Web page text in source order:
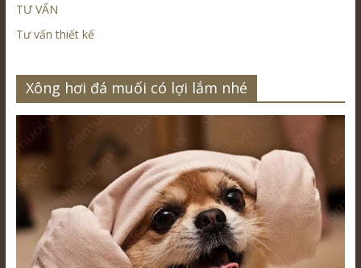
TƯ VẤN
Tư vấn thiết kế
Xông hơi đá muối có lợi lắm nhé